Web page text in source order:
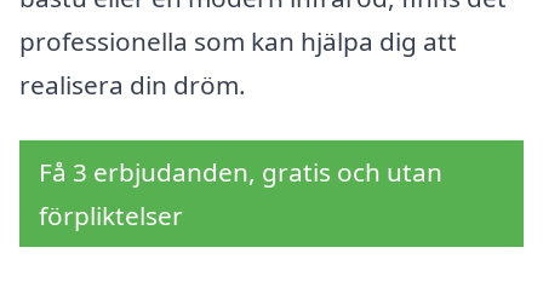
professionella som kan hjälpa dig att
realisera din dröm.
Få 3 erbjudanden, gratis och utan
förpliktelser